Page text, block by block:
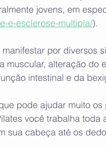
jovens, em
e-esclerose-multipla/).
por diversos
muscular, alteração do
intestinal e da
pode ajudar muito
você trabalha toda
sua cabeça até os